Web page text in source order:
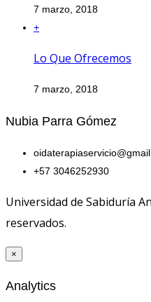
7 marzo, 2018
+
Lo Que Ofrecemos
7 marzo, 2018
Nubia Parra Gómez
+57 3046252930
Universidad de Sabiduría
reservados.
×
Analytics